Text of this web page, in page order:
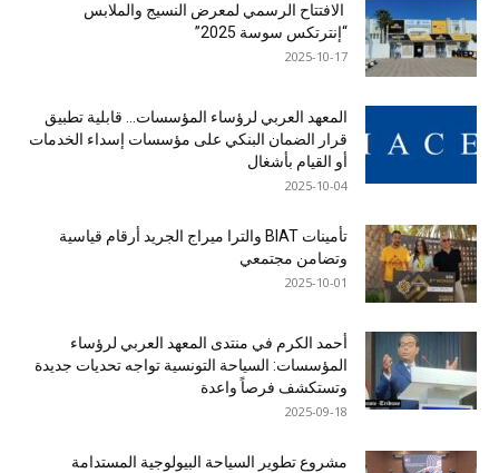
الافتتاح الرسمي لمعرض النسيج والملابس
“إنترتكس سوسة 2025”
2025-10-17
المعهد العربي لرؤساء المؤسسات… قابلية تطبيق
قرار الضمان البنكي على مؤسسات إسداء الخدمات
أو القيام بأشغال
2025-10-04
تأمينات BIAT والترا ميراج الجريد أرقام قياسية
وتضامن مجتمعي
2025-10-01
أحمد الكرم في منتدى المعهد العربي لرؤساء
المؤسسات: السياحة التونسية تواجه تحديات جديدة
وتستكشف فرصاً واعدة
2025-09-18
مشروع تطوير السياحة البيولوجية المستدامة